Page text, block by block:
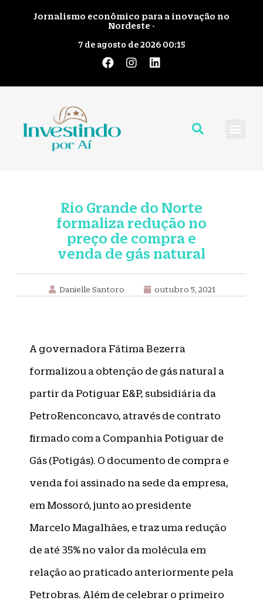
Jornalismo econômico para a inovação no
Nordeste -
7 de agosto de 2026 00:15
Rio Grande do Norte
formaliza redução no
preço de compra e
venda de gás natural
Danielle Santoro outubro 5, 2021
A governadora Fátima Bezerra
formalizou a obtenção de gás natural a
partir da Potiguar E&P, subsidiária da
PetroRenconcavo, através de contrato
firmado com a Companhia Potiguar de
Gás (Potigás). O documento de compra e
venda foi assinado na sede da empresa,
em Mossoró, junto ao presidente
Marcelo Magalhães, e traz uma redução
de até 35% no valor da molécula em
relação ao praticado anteriormente pela
Petrobras. Além de celebrar o primeiro